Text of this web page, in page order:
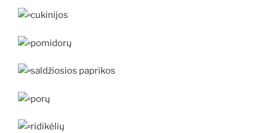
cukinijos
pomidorų
saldžiosios paprikos
porų
ridikėlių